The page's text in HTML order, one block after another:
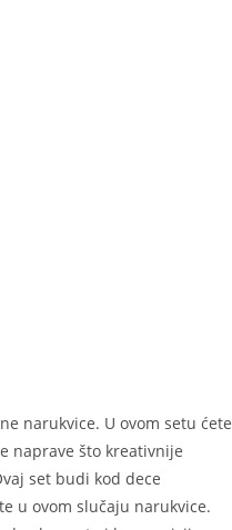
narukvice. U ovom setu ćete
naprave što kreativnije
set budi kod dece
u ovom slučaju narukvice.